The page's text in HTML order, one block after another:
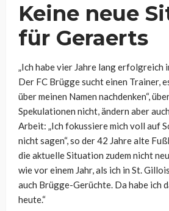
Keine neue
für Geraerts
„Ich habe vier Jahre lang erfolgreich
Der FC Brügge sucht einen Trainer,
über meinen Namen nachdenken“,
Spekulationen nicht, ändern aber
Arbeit: „Ich fokussiere mich voll auf
nicht sagen“, so der 42 Jahre alte
die aktuelle Situation zudem nicht
wie vor einem Jahr, als ich in St.
auch Brügge-Gerüchte. Da habe ich
heute.“